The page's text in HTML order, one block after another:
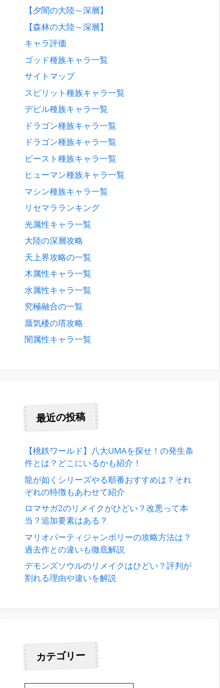
【夕闇の大陸～深層】
【森林の大陸～深層】
キャラ評価
ゴッド種族キャラ一覧
サイトマップ
スピリット種族キャラ一覧
デビル種族キャラ一覧
ドラゴン種族キャラ一覧
ドラゴン種族キャラ一覧
ビースト種族キャラ一覧
ヒューマン種族キャラ一覧
マシン種族キャラ一覧
リセマラランキング
光属性キャラ一覧
大陸の深層攻略
天上界攻略の一覧
木属性キャラ一覧
水属性キャラ一覧
究極融合の一覧
蜃気楼の塔攻略
闇属性キャラ一覧
最近の投稿
【桃鉄ワールド】八大UMAを探せ！の発生条
件とは？どこにいるかも紹介！
龍が如くシリーズやる順番おすすめは？それ
ぞれの特徴もあわせて紹介
ロマサガ2のリメイクがひどい？改悪って本
当？追加要素はある？
マリオパーティジャンボリーの攻略方法は？
過去作との違いも徹底解説
デモンズソウルのリメイクはひどい？評判が
割れる理由や違いを解説
カテゴリー